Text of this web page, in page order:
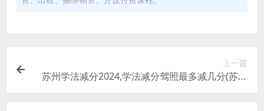
上一篇
苏州学法减分2024,学法减分驾照最多减几分(苏州